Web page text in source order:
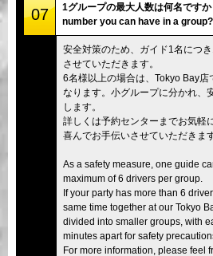
07
1グループの最大人数は何名です
number you can have in a group?
安全対策のため、ガイド1名につ
させていただきます。
6名様以上の場合は、Tokyo Bay店
なります。小グループに分かれ、
します。
詳しくは予約センターまでお気軽
喜んでお手伝いさせていただきま
As a safety measure, one guide
maximum of 6 drivers per group.
If your party has more than 6
same time together at our Tokyo
divided into smaller groups, with
minutes apart for safety
For more information, please feel